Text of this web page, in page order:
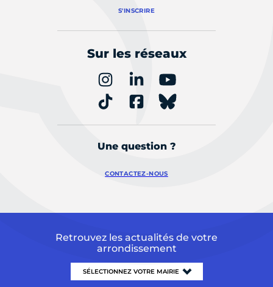
S'INSCRIRE
Sur les réseaux
Une question ?
CONTACTEZ-NOUS
Retrouvez les actualités de votre
arrondissement